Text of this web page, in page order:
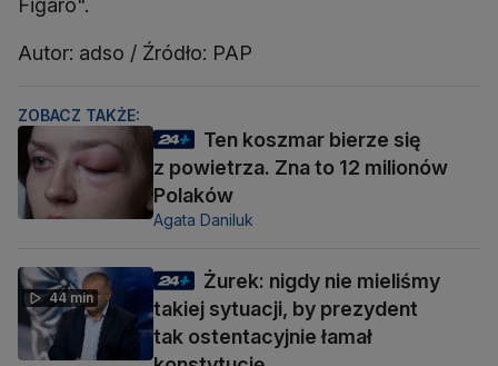
Figaro".
Autor: adso / Źródło: PAP
ZOBACZ TAKŻE:
Ten koszmar bierze się
z powietrza. Zna to 12 milionów
Polaków
Agata Daniluk
44 min
Żurek: nigdy nie mieliśmy
takiej sytuacji, by prezydent
tak ostentacyjnie łamał